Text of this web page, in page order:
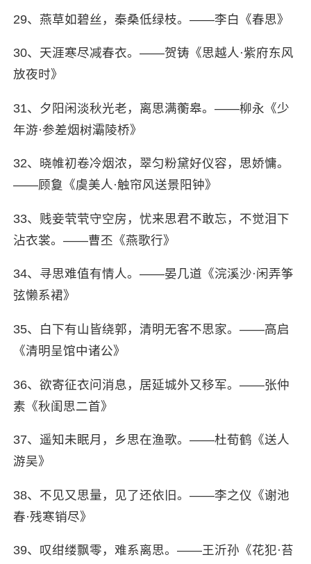
29、燕草如碧丝，秦桑低绿枝。——李白《春思》
30、天涯寒尽减春衣。——贺铸《思越人·紫府东风
放夜时》
31、夕阳闲淡秋光老，离思满蘅皋。——柳永《少
年游·参差烟树灞陵桥》
32、晓帷初卷冷烟浓，翠匀粉黛好仪容，思娇慵。
——顾敻《虞美人·触帘风送景阳钟》
33、贱妾茕茕守空房，忧来思君不敢忘，不觉泪下
沾衣裳。——曹丕《燕歌行》
34、寻思难值有情人。——晏几道《浣溪沙·闲弄筝
弦懒系裙》
35、白下有山皆绕郭，清明无客不思家。——高启
《清明呈馆中诸公》
36、欲寄征衣问消息，居延城外又移军。——张仲
素《秋闺思二首》
37、遥知未眠月，乡思在渔歌。——杜荀鹤《送人
游吴》
38、不见又思量，见了还依旧。——李之仪《谢池
春·残寒销尽》
39、叹绀缕飘零，难系离思。——王沂孙《花犯·苔